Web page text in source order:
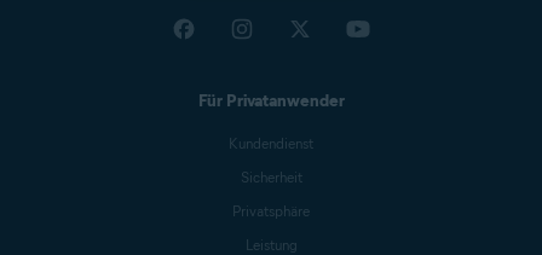
Für Privatanwender
Kundendienst
Sicherheit
Privatsphäre
Leistung